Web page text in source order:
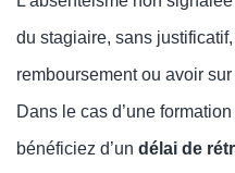
du stagiaire, sans
remboursement ou avoir
Dans le cas d’une
bénéficiez d’un délai de